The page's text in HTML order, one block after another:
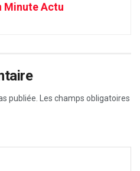
Minute Actu
publiée.
Les champs obligatoires